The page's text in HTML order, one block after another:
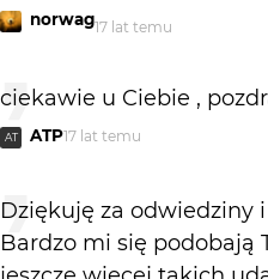
norwag17 lat temu
ciekawie u Ciebie ,
AT ATP17 lat temu
Dziękuję za odwiedziny
Bardzo mi się podobają